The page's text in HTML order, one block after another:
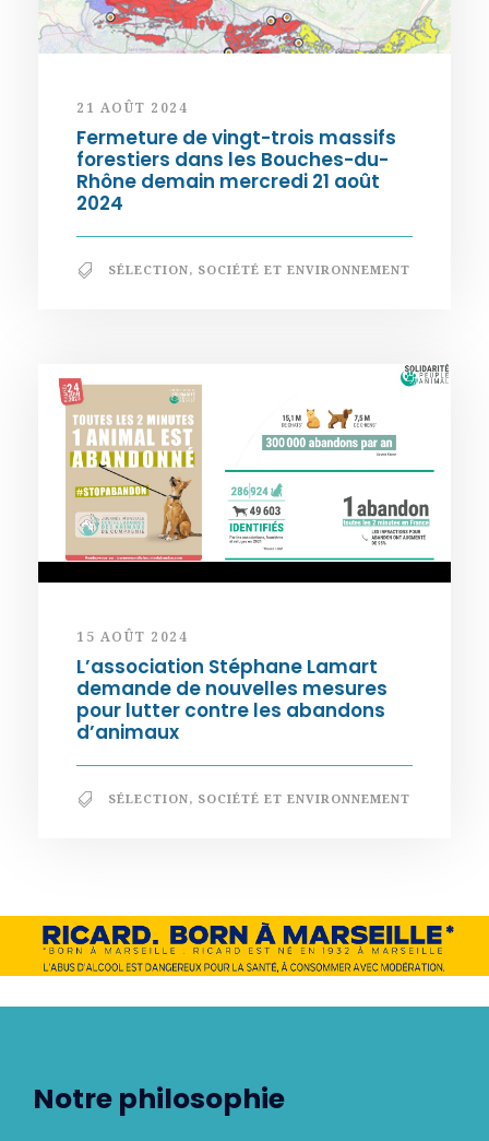
21 AOÛT 2024
Fermeture de vingt-trois massifs
forestiers dans les Bouches-du-
Rhône demain mercredi 21 août
2024
SÉLECTION, SOCIÉTÉ ET ENVIRONNEMENT
15 AOÛT 2024
L’association Stéphane Lamart
demande de nouvelles mesures
pour lutter contre les abandons
d’animaux
SÉLECTION, SOCIÉTÉ ET ENVIRONNEMENT
Notre philosophie